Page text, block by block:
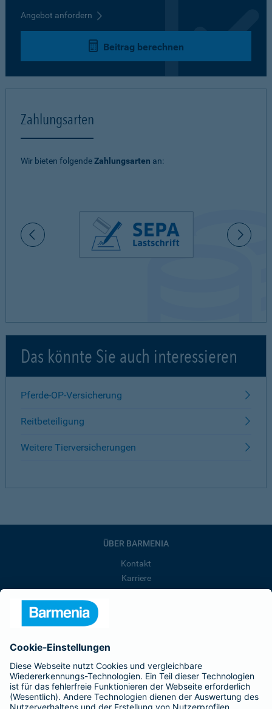
Angebot anfordern
Beitrag berechnen
Zahlungsarten
Wir bieten folgendeZahlungsarten an:
Das könnte Sie auch interessieren
Pferde-OP-Versicherung
Reitbeteiligung
Weitere Tierversicherungen
ÜBER BARMENIA
Kontakt
Karriere
Barmenia ist Teil der BarmeniaGothaer
BELIEBTE SEITEN
Kranken-Zusatzversicherung